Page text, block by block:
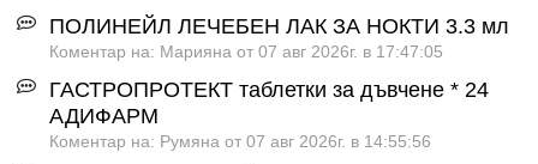
ПОЛИНЕЙЛ ЛЕЧЕБЕН ЛАК ЗА НОКТИ 3.3 мл
Коментар на: Марияна от 07 авг 2026г. в 17:47:05
ГАСТРОПРОТЕКТ таблетки за дъвчене * 24
АДИФАРМ
Коментар на: Румяна от 07 авг 2026г. в 14:55:56